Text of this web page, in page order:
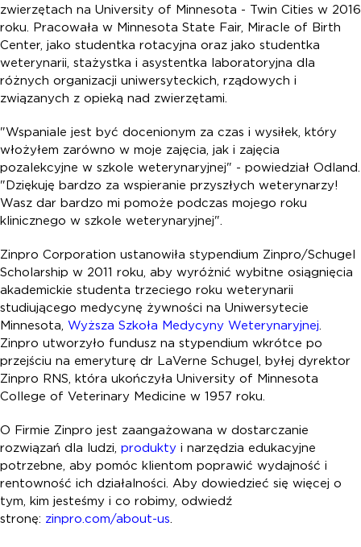
zwierzętach na University of Minnesota - Twin Cities w 2016
roku. Pracowała w Minnesota State Fair, Miracle of Birth
Center, jako studentka rotacyjna oraz jako studentka
weterynarii, stażystka i asystentka laboratoryjna dla
różnych organizacji uniwersyteckich, rządowych i
związanych z opieką nad zwierzętami.
"Wspaniale jest być docenionym za czas i wysiłek, który
włożyłem zarówno w moje zajęcia, jak i zajęcia
pozalekcyjne w szkole weterynaryjnej" - powiedział Odland.
"Dziękuję bardzo za wspieranie przyszłych weterynarzy!
Wasz dar bardzo mi pomoże podczas mojego roku
klinicznego w szkole weterynaryjnej".
Zinpro Corporation ustanowiła stypendium Zinpro/Schugel
Scholarship w 2011 roku, aby wyróżnić wybitne osiągnięcia
akademickie studenta trzeciego roku weterynarii
studiującego medycynę żywności na Uniwersytecie
Minnesota, Wyższa Szkoła Medycyny Weterynaryjnej.
Zinpro utworzyło fundusz na stypendium wkrótce po
przejściu na emeryturę dr LaVerne Schugel, byłej dyrektor
Zinpro RNS, która ukończyła University of Minnesota
College of Veterinary Medicine w 1957 roku.
O Firmie Zinpro jest zaangażowana w dostarczanie
rozwiązań dla ludzi, produkty i narzędzia edukacyjne
potrzebne, aby pomóc klientom poprawić wydajność i
rentowność ich działalności. Aby dowiedzieć się więcej o
tym, kim jesteśmy i co robimy, odwiedź
stronę: zinpro.com/about-us.